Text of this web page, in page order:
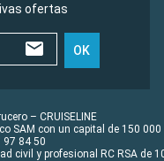
ofertas
OK
– CRUISELINE
SAM con un capital de 150 000
97 84 50
civil y profesional RC RSA de